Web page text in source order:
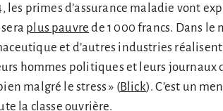
les primes d’assurance maladie vont
plus pauvre de 1 000 francs. Dans le
et d’autres industries réalisent
hommes politiques et leurs journaux
malgré le stress » (Blick). C’est un
la classe ouvrière.